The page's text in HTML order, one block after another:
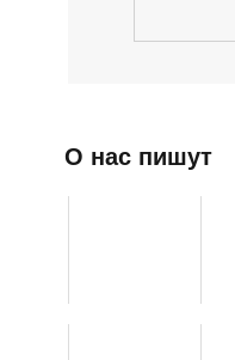
О нас пишут